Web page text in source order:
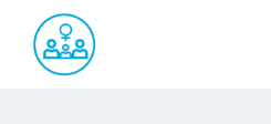
Saltar
contenido